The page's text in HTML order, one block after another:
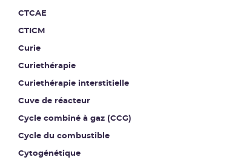
CTCAE
CTICM
Curie
Curiethérapie
Curiethérapie interstitielle
Cuve de réacteur
Cycle combiné à gaz (CCG)
Cycle du combustible
Cytogénétique